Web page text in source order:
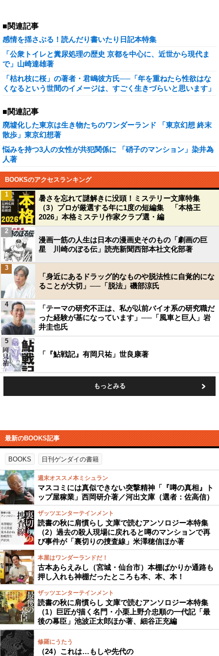
■関連記事
感情を揺さぶる！読んだり書いたり日記本特集
「公衆トイレと糞尿処理の歴史 京都を中心に、近世から現代ま
で」山崎達雄著
「枯れ枝に桜」の著者・君嶋彼方氏──「年を重ねたら性欲はな
くなるという世間のイメージは、すごく生きづらいと思います」
■関連記事
廃墟化した東京は生き物たちのワンダーランド 「東京幻想 終末
散歩」東京幻想著
悩みを持つ3人の女性が共犯関係に 「硝子のマンション」染井為
人著
BOOKSのアクセスランキング
暑さを忘れて謎解きに没頭！ミステリー文庫特集
（3）プロが厳選する年に1度の短編集 「本格王
2026」本格ミステリ作家クラブ選・編
1
漫画一筋の人生は日本の漫画史そのもの「劇画の巨
星 川崎のぼる伝」読売新聞西部本社文化部著
2
「身近にあるドラッグ的なものや脱法性に自覚的にな
ることが大切」──「脱法」磯部涼氏
3
「テーマの研究不正は、私が以前バイオ系の研究職だ
った経験が基になっています」──「風車と巨人」岩
井圭也氏
4
「『鮎戦記』有岡只祐」世良康著
5
もっとみる
最新のBOOKS記事
BOOKS 日刊ゲンダイの書籍
週末オススメ本ミシュラン
マスコミには真似できない突撃精神「『噂の真相』ト
ップ屋稼業」西岡研介著／河出文庫（選者：佐高信）
ザッツエンターテインメント
読書の秋に肩慣らし 文庫で読むアンソロジー本特集
（2）過去の殺人現場に戻れると噂のマンションで再
び事件が「裏切りの捜査線」米澤穂信ほか著
本屋はワンダーランドだ！
古本あらえみし（宮城・仙台市）本棚ばかりか通路も
押し入れも神棚だったところも本、本、本！
ザッツエンターテインメント
読書の秋に肩慣らし 文庫で読むアンソロジー本特集
（1）巨匠が描く名門・小栗上野介忠順の一代記「最
後の幕臣」池波正太郎ほか著、細谷正充編
修羅にうたう
（24）これは…もしや先代の